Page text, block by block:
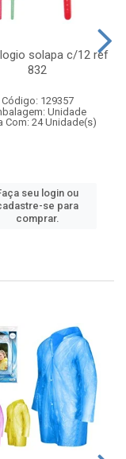
solapa c/12 ref
832
Código: 129357
Unidade
Com: 24 Unidade(s)
seu login ou
se para
comprar.